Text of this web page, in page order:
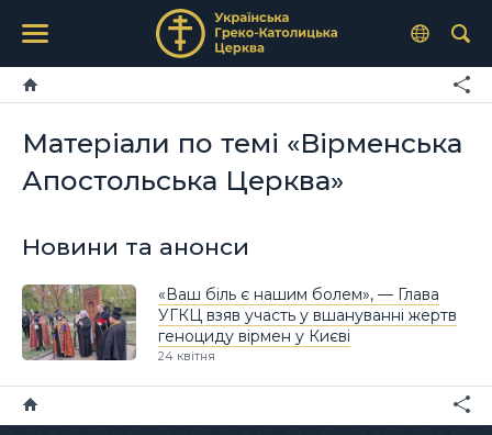
Матеріали по темі «Вірменська
Апостольська Церква»
Новини та анонси
«Ваш біль є нашим болем», — Глава
УГКЦ взяв участь у вшануванні жертв
геноциду вірмен у Києві
24 квітня